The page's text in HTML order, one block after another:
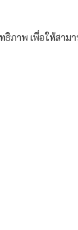
ภาพ เพื่อให้สาม